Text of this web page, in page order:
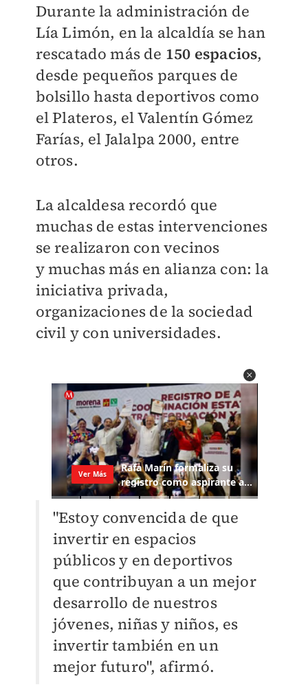
Durante la administración de
Lía Limón, en la alcaldía se han
rescatado más de 150 espacios,
desde pequeños parques de
bolsillo hasta deportivos como
el Plateros, el Valentín Gómez
Farías, el Jalalpa 2000, entre
otros.
La alcaldesa recordó que
muchas de estas intervenciones
se realizaron con vecinos
ymuchas más en alianza con: la
iniciativa privada,
organizaciones de la sociedad
civil y conuniversidades.
"Estoy convencida de que
invertir en espacios
públicos y en deportivos
que contribuyan aun mejor
desarrollo de nuestros
jóvenes, niñas y niños, es
invertir también en un
mejor futuro", afirmó.